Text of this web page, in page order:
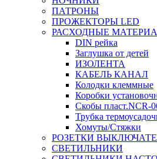
ПАТРОНЫ
ПРОЖЕКТОРЫ LED
РАСХОДНЫЕ
DIN рейка
Заглушка от детей
ИЗОЛЕНТА
КАБЕЛЬ КАНАЛ
Колодки клеммные
Коробки
Скобы пласт.NCR-
Трубка
Хомуты/Стяжки
РОЗЕТКИ
СВЕТИЛЬНИКИ